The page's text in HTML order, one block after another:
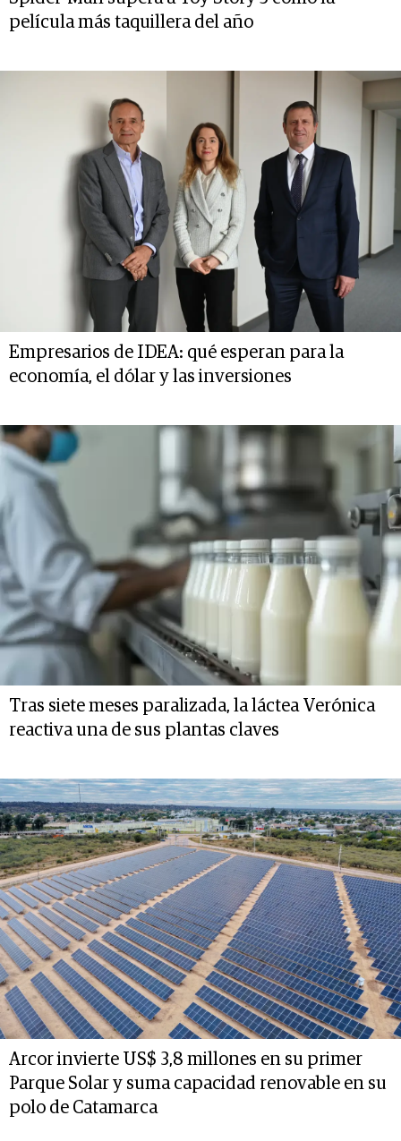
película más taquillera del año
Empresarios de IDEA: qué esperan para la
economía, el dólar y las inversiones
Tras siete meses paralizada, la láctea Verónica
reactiva una de sus plantas claves
Arcor invierte US$ 3,8 millones en su primer
Parque Solar y suma capacidad renovable en su
polo de Catamarca